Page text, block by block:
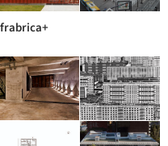
frabrica+